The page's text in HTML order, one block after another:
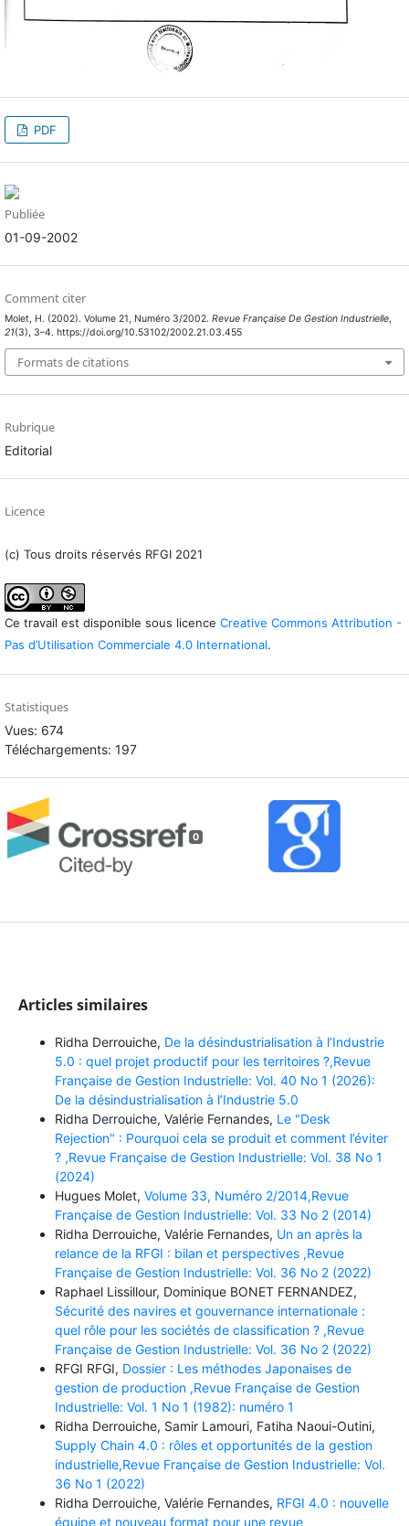
PDF
Publiée
01-09-2002
Comment citer
Molet, H. (2002). Volume 21, Numéro 3/2002. Revue Française De Gestion Industrielle,
21(3), 3–4. https://doi.org/10.53102/2002.21.03.455
Formats de citations
Rubrique
Editorial
Licence
(c) Tous droits réservés RFGI 2021
Ce travail est disponible sous licence Creative Commons Attribution -
Pas d’Utilisation Commerciale 4.0 International.
Statistiques
Vues: 674
Téléchargements: 197
0
Articles similaires
Ridha Derrouiche, De la désindustrialisation à l’Industrie
5.0 : quel projet productif pour les territoires ?,Revue
Française de Gestion Industrielle: Vol. 40 No 1 (2026):
De la désindustrialisation à l’Industrie 5.0
Ridha Derrouiche, Valérie Fernandes, Le "Desk
Rejection" : Pourquoi cela se produit et comment l’éviter
? ,Revue Française de Gestion Industrielle: Vol. 38 No 1
(2024)
Hugues Molet, Volume 33, Numéro 2/2014,Revue
Française de Gestion Industrielle: Vol. 33 No 2 (2014)
Ridha Derrouiche, Valérie Fernandes, Un an après la
relance de la RFGI : bilan et perspectives ,Revue
Française de Gestion Industrielle: Vol. 36 No 2 (2022)
Raphael Lissillour, Dominique BONET FERNANDEZ,
Sécurité des navires et gouvernance internationale :
quel rôle pour les sociétés de classification ? ,Revue
Française de Gestion Industrielle: Vol. 36 No 2 (2022)
RFGI RFGI, Dossier : Les méthodes Japonaises de
gestion de production ,Revue Française de Gestion
Industrielle: Vol. 1 No 1 (1982): numéro 1
Ridha Derrouiche, Samir Lamouri, Fatiha Naoui-Outini,
Supply Chain 4.0 : rôles et opportunités de la gestion
industrielle,Revue Française de Gestion Industrielle: Vol.
36 No 1 (2022)
Ridha Derrouiche, Valérie Fernandes, RFGI 4.0 : nouvelle
équipe et nouveau format pour une revue